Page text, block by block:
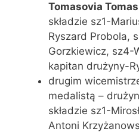
Tomasovia
składzie sz1-
Ryszard Probola,
Gorzkiewicz, sz4-
kapitan drużyny-
drugim
medalistą –
składzie sz1-
Antoni